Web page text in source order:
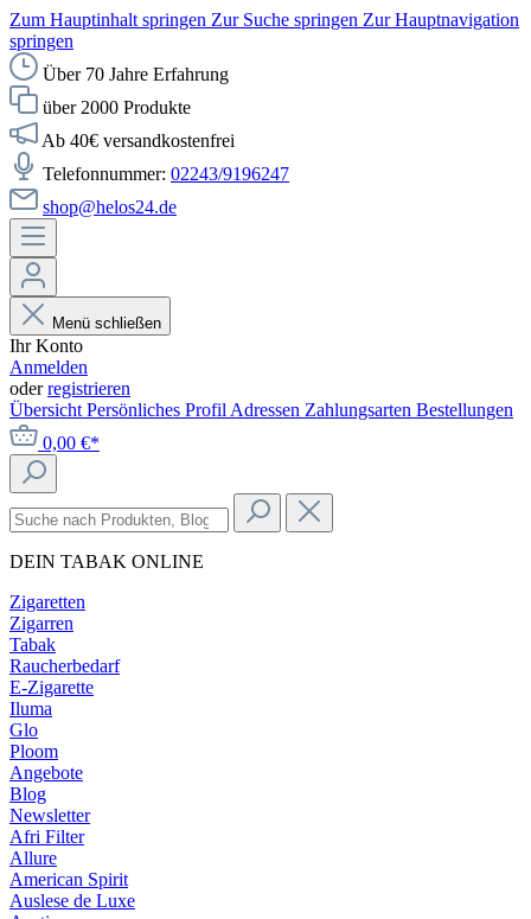
Zum Hauptinhalt springen Zur Suche springen Zur Hauptnavigation
springen
Über 70 Jahre Erfahrung
über 2000 Produkte
Ab 40€ versandkostenfrei
Telefonnummer: 02243/9196247
shop@helos24.de
Menü schließen
Ihr Konto
Anmelden
oderregistrieren
Übersicht Persönliches Profil Adressen Zahlungsarten Bestellungen
0,00 €*
DEIN TABAK ONLINE
Zigaretten
Zigarren
Tabak
Raucherbedarf
E-Zigarette
Iluma
Glo
Ploom
Angebote
Blog
Newsletter
Afri Filter
Allure
American Spirit
Auslese de Luxe